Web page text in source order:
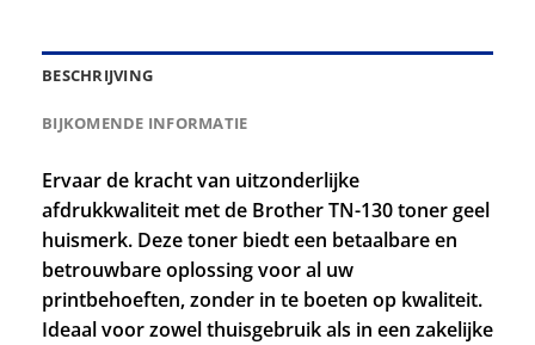
BESCHRIJVING
BIJKOMENDE INFORMATIE
Ervaar de kracht van uitzonderlijke
afdrukkwaliteit met de Brother TN-130 toner geel
huismerk. Deze toner biedt een betaalbare en
betrouwbare oplossing voor al uw
printbehoeften, zonder in te boeten op kwaliteit.
Ideaal voor zowel thuisgebruik als in een zakelijke